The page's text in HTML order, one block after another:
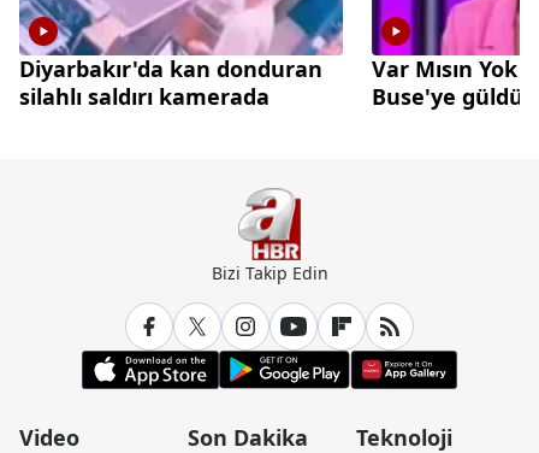
Diyarbakır'da kan donduran
silahlı saldırı kamerada
Var Mısın Yok
Buse'ye güldü
Bizi Takip Edin
Video
Son Dakika
Teknoloji